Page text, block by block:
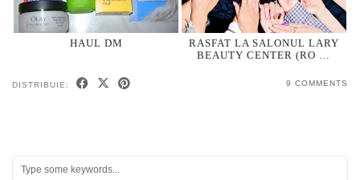
HAUL DM
RASFAT LA SALONUL LARY
BEAUTY CENTER (RO …
DISTRIBUIE: 9 COMMENTS